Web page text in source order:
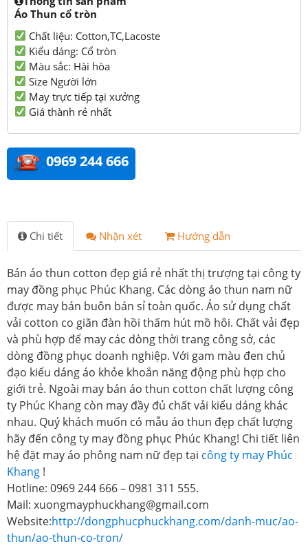
Áo Thun cổ tròn
Chất liệu: Cotton,TC,Lacoste
Kiểu dáng: Cổ tròn
Màu sắc: Hài hòa
Size Người lớn
May trực tiếp tại xưởng
Giá thành rẻ nhất
0969 244 666
Chi tiết Nhận xét Hướng dẫn
Bán áo thun cotton đẹp giá rẻ nhất thị trượng tại công ty
may đồng phục Phúc Khang. Các dòng áo thun nam nữ
được may bán buôn bán sỉ toàn quốc. Áo sử dụng chất
vải cotton co giãn đàn hồi thấm hút mồ hôi. Chất vải đẹp
và phù hợp để may các dòng thời trang công sở, các
dòng đồng phục doanh nghiệp. Với gam màu đen chủ
đạo kiểu dáng áo khỏe khoắn năng động phù hợp cho
giới trẻ. Ngoài may bán áo thun cotton chất lượng công
ty Phúc Khang còn may đầy đủ chất vải kiểu dáng khác
nhau. Quý khách muốn có mẫu áo thun đẹp chất lượng
hãy đến công ty may đồng phục Phúc Khang! Chi tiết liên
hệ đặt may áo phông nam nữ đẹp tại công ty may Phúc
Khang !
Hotline: 0969 244 666 – 0981 311 555.
Mail: xuongmayphuckhang@gmail.com
Website:http://dongphucphuckhang.com/danh-muc/ao-
thun/ao-thun-co-tron/